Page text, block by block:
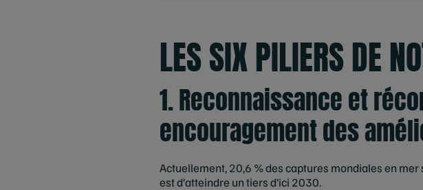
LES SIX PILIERS DE
1. Reconnaissance et
encouragement des
Actuellement, 20,6 % des captures mondiales en
est d’atteindre un tiers d’ici 2030.